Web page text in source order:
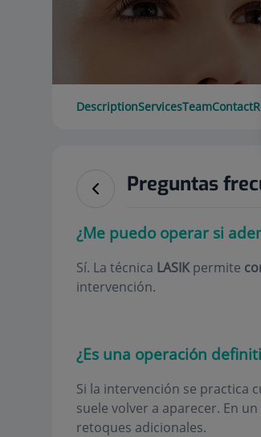
DescriptionServicesTeamContact
Preguntas
¿Me puedo operar si
Sí. La técnica LASIKpermite
intervención.
¿Es una operación
Si la intervención se practica
suele volver a aparecer. En
retoques adicionales.